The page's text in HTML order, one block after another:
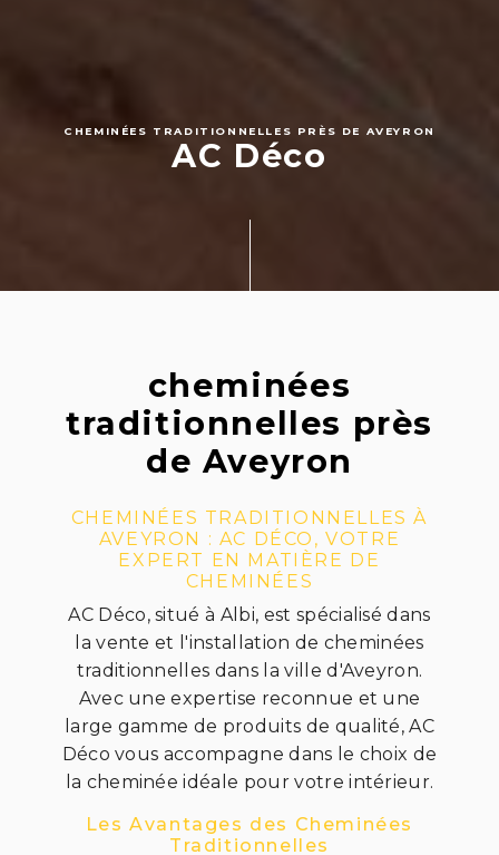
CHEMINÉES TRADITIONNELLES PRÈS DE AVEYRON
AC Déco
cheminées
traditionnelles près
de Aveyron
CHEMINÉES TRADITIONNELLES À
AVEYRON : AC DÉCO, VOTRE
EXPERT EN MATIÈRE DE
CHEMINÉES
AC Déco, situé à Albi, est spécialisé dans
la vente et l'installation de cheminées
traditionnelles dans la ville d'Aveyron.
Avec une expertise reconnue et une
large gamme de produits de qualité, AC
Déco vous accompagne dans le choix de
la cheminée idéale pour votre intérieur.
Les Avantages des Cheminées
Traditionnelles